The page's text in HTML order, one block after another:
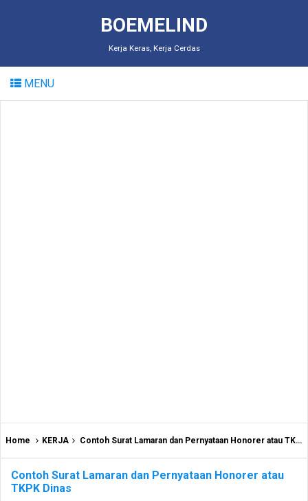
BOEMELIND
Kerja Keras, Kerja Cerdas
MENU
Home KERJA Contoh Surat Lamaran dan Pernyataan Honorer atau TKPK Dinas
Contoh Surat Lamaran dan Pernyataan Honorer atau
TKPK Dinas